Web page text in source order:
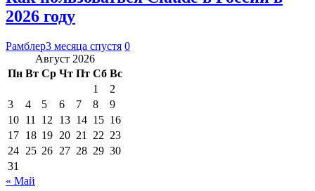
2026 году
Рамблер3 месяца спустя 0
Август 2026
Пн Вт Ср Чт Пт Сб Вс
1
2
3
4 5 6 7 8
9
10 11 12 13 14 15 16
17 18 19 20 21 22 23
24 25 26 27 28 29 30
31
« Май